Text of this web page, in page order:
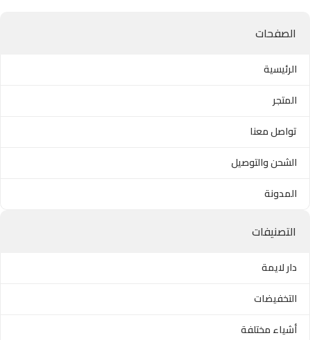
الصفحات
الرئيسية
المتجر
تواصل معنا
الشحن والتوصيل
المدونة
التصنيفات
دار لايمة
التخفيضات
أشياء مختلفة